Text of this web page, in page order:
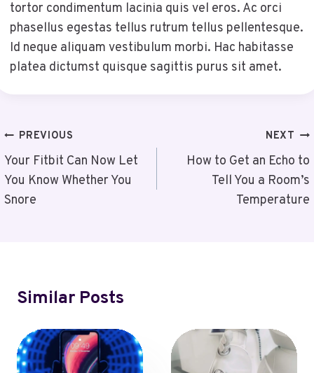
tortor condimentum lacinia quis vel eros. Ac orci
phasellus egestas tellus rutrum tellus pellentesque.
Id neque aliquam vestibulum morbi. Hac habitasse
platea dictumst quisque sagittis purus sit amet.
Post
Navigation
PREVIOUS
Your Fitbit Can Now Let
You Know Whether You
Snore
NEXT
How to Get an Echo to
Tell You a Room’s
Temperature
Similar Posts